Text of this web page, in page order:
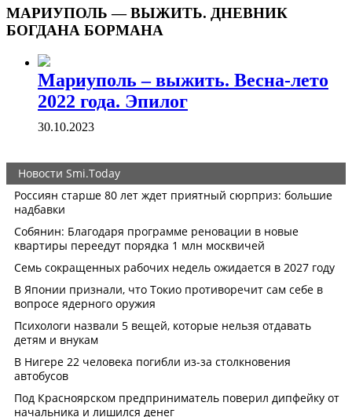
МАРИУПОЛЬ — ВЫЖИТЬ. ДНЕВНИК
БОГДАНА БОРМАНА
Мариуполь – выжить. Весна-лето
2022 года. Эпилог
30.10.2023